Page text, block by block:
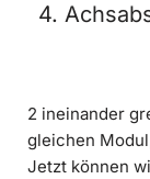
4.
2 ineinander
gleichen
Jetzt können